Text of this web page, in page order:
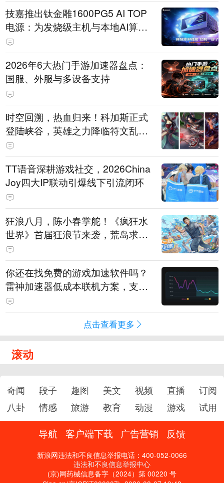
技嘉推出钛金雕1600PG5 AI TOP
电源：为发烧级主机与本地AI算力
打造旗舰供电方案
2026年6大热门手游加速器盘点：
国服、外服与多设备支持
时空回溯，热血归来！科加斯正式
登陆峡谷，英雄之力降临符文乱
斗！
TT语音深耕游戏社交，2026China
Joy四大IP联动引爆线下引流闭环
狂浪八月，陈小春掌舵！《疯狂水
世界》首届狂浪节来袭，荒岛求生
直播即将开启
你还在找免费的游戏加速软件吗？
雷神加速器低成本联机方案，支持
免费试用
点击查看更多
滚动
奇闻 段子 趣图 美文 视频 直播
订阅
八卦
情感 旅游 教育 动漫 游戏 试用
导航 客户端下载 广告营销 反馈
新浪网违法和不良信息举报电话：400-052-0066
违法和不良信息举报中心
(京)网药械信息备字（2024）第 00220 号